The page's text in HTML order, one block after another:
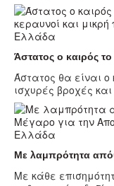
Ελλάδα
Άστατος ο καιρός το
Άστατος θα είναι ο
ισχυρές βροχές
Ελλάδα
Με λαμπρότητα
Με κάθε